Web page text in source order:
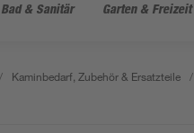
Bad & Sanitär Garten & Freizeit
/ Kaminbedarf, Zubehör & Ersatzteile /